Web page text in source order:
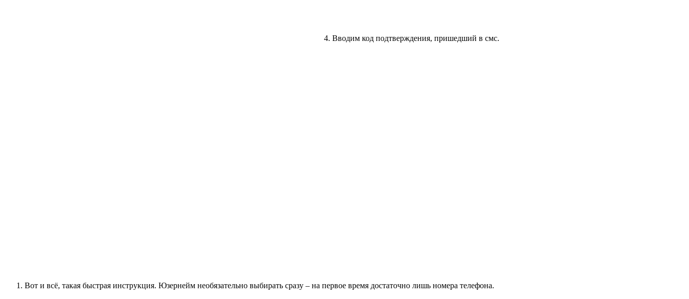
4. Вводим код подтверждения, пришедший в смс.
Вот и всё, такая быстрая инструкция. Юзернейм необязательно выбирать сразу – на первое время достаточно лишь номера телефона.